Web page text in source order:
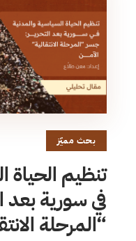
بحث مميّز
تنظيم الحياة
في سورية بعد
“المرحلة